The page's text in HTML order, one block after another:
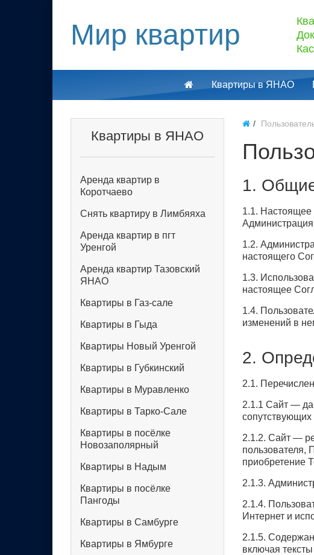
Мир квартир
Квартиры в ЯНАО
1.
1.1.
1.2.
настоящего
1.3.
настоящее
1.4.
изменений в
2.
2.1.
2.1.1 Сайт —
2.1.2. Сайт —
пользователя,
приобретение
2.1.3.
2.1.4.
Интернет и
2.1.5.
включая
Квартиры в ЯНАО
Аренда квартир в
Коротчаево
Снять квартиру в Лимбяяха
Аренда квартир в пгт
Уренгой
Аренда квартир Тазовский
ЯНАО
Квартиры в Газ-сале
Квартиры в Гыда
Квартиры Новый Уренгой
Квартиры в Губкинский
Квартиры в Муравленко
Квартиры в Тарко-Сале
Квартиры в посёлке
Новозаполярный
Квартиры в Надым
Квартиры в посёлке
Пангоды
Квартиры в Самбурге
Квартиры в Ямбурге